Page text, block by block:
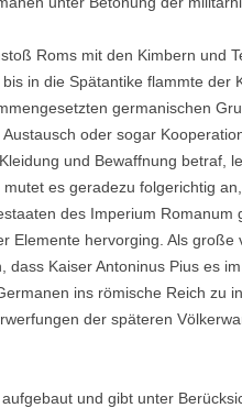
Roms mit den Kimbern und
in die Spätantike flammte der
germanischen
oder sogar
und Bewaffnung betraf,
es geradezu folgerichtig
des Imperium Romanum
Elemente hervorging. Als große
Kaiser Antoninus Pius es
ins römische Reich zu
der späteren
und gibt unter